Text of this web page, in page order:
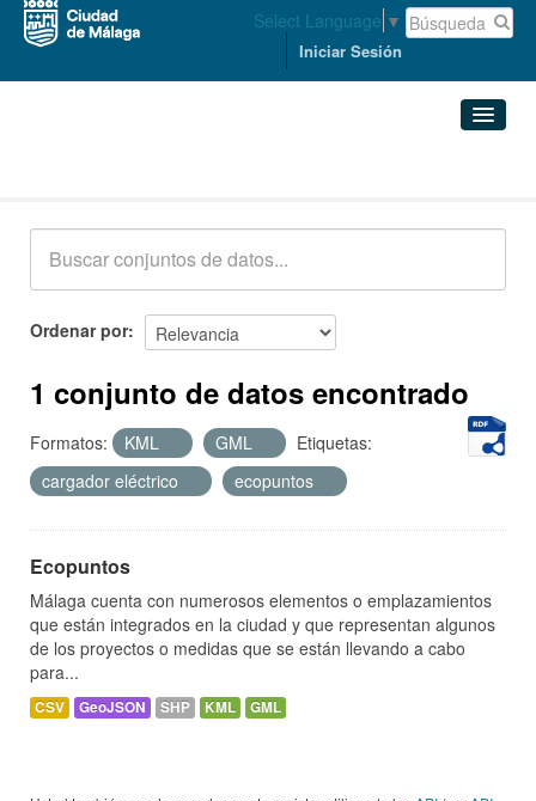
Select Language ▼
Iniciar Sesión
Acerca de
Ordenar por
1 conjunto de datos encontrado
Formatos: KML GML
Etiquetas:
cargador eléctrico
ecopuntos
Ecopuntos
Málaga cuenta con numerosos elementos o emplazamientos
que están integrados en la ciudad y que representan algunos
de los proyectos o medidas que se están llevando a cabo
para...
CSV GeoJSON SHP KML GML